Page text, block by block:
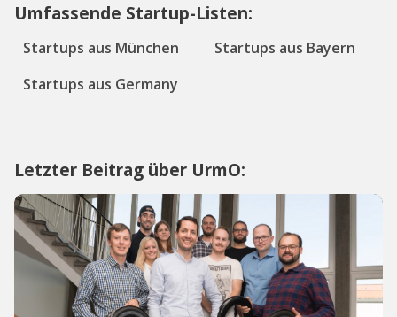
Umfassende Startup-Listen:
Startups aus München
Startups aus Bayern
Startups aus Germany
Letzter Beitrag über UrmO: